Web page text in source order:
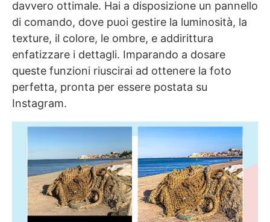
davvero ottimale. Hai a disposizione un pannello
di comando, dove puoi gestire la luminosità, la
texture, il colore, le ombre, e addirittura
enfatizzare i dettagli. Imparando a dosare
queste funzioni riuscirai ad ottenere la foto
perfetta, pronta per essere postata su
Instagram.